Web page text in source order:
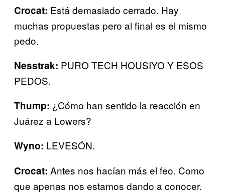
Crocat: Está demasiado cerrado. Hay
muchas propuestas pero al final es el mismo
pedo.
Nesstrak: PURO TECH HOUSIYO Y ESOS
PEDOS.
Thump: ¿Cómo han sentido la reacción en
Juárez a Lowers?
Wyno: LEVESÓN.
Crocat: Antes nos hacían más el feo. Como
que apenas nos estamos dando a conocer.